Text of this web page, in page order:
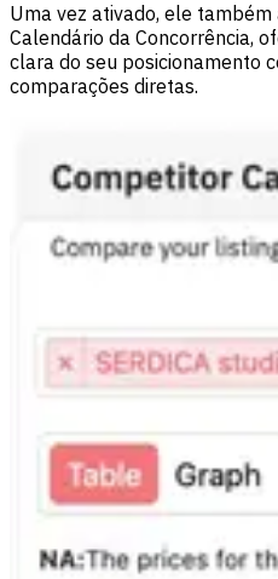
Uma vez ativado, ele
Calendário da Concorrência,
clara do seu posicionamento
comparações diretas.